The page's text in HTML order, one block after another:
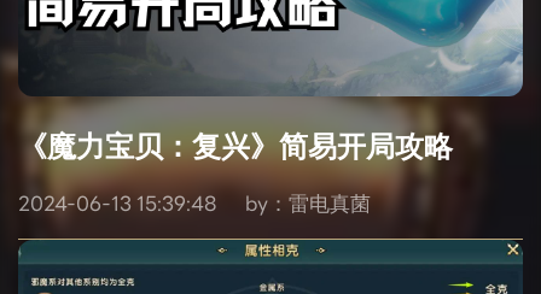
《魔力宝贝：复兴》简易开局攻略
2024-06-13 15:39:48 by：雷电真菌